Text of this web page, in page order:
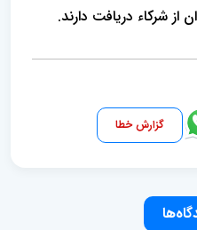
از شرکاء دریافت دارند.
گزارش خطا